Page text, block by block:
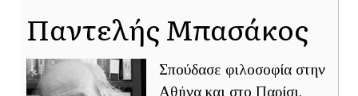
Παντελής Μπασάκος
Σπούδασε φιλοσοφία στην
Αθήνα και στο Παρίσι.